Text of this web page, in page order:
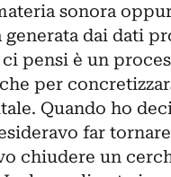
sonora
generata dai dati
ci pensi è un
per
Quando ho
far
chiudere un